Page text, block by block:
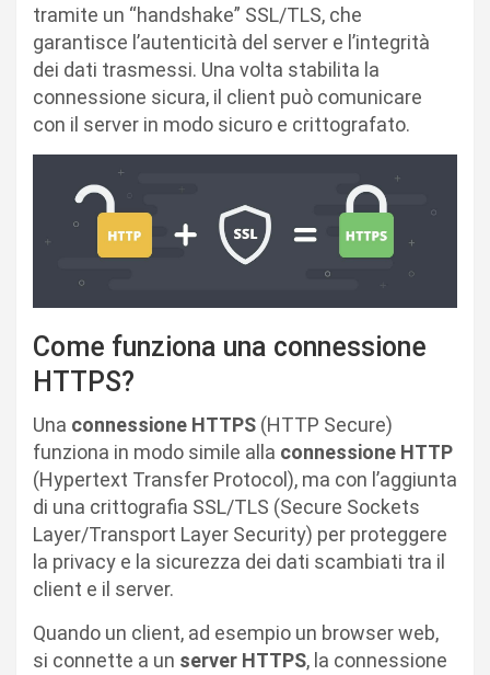
tramite un “handshake” SSL/TLS, che
garantisce l’autenticità del server e l’integrità
dei dati trasmessi. Una volta stabilita la
connessione sicura, il client può comunicare
con il server in modo sicuro e crittografato.
Come funziona una connessione
HTTPS?
Una connessione HTTPS (HTTP Secure)
funziona in modo simile alla connessione HTTP
(Hypertext Transfer Protocol), ma con l’aggiunta
di una crittografia SSL/TLS (Secure Sockets
Layer/Transport Layer Security) per proteggere
la privacy e la sicurezza dei dati scambiati tra il
client e il server.
Quando un client, ad esempio un browser web,
si connette a un server HTTPS, la connessione